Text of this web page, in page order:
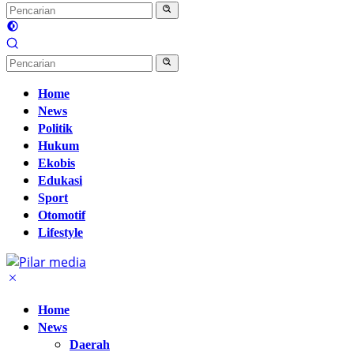
Home
News
Politik
Hukum
Ekobis
Edukasi
Sport
Otomotif
Lifestyle
Home
News
Daerah